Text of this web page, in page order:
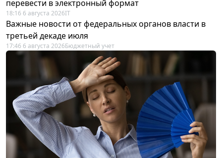
перевести в электронный формат
18:16 6 августа 2026IT
Важные новости от федеральных органов власти в
третьей декаде июля
17:46 6 августа 2026Бюджетный учет